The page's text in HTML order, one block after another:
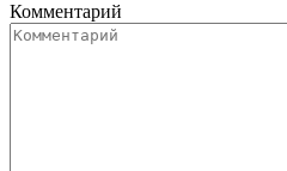
Комментарий